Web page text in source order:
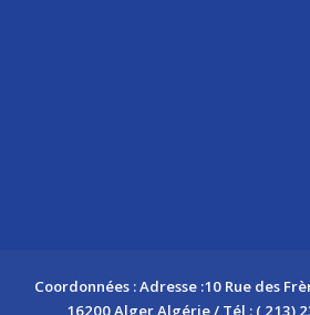
Coordonnées : Adresse :10 Rue des
16200 Alger Algérie / Tél : ( 213)